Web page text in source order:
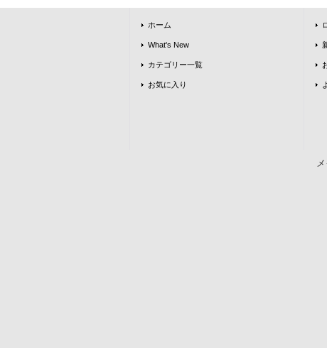
ホーム
What's New
カテゴリー一覧
お気に入り